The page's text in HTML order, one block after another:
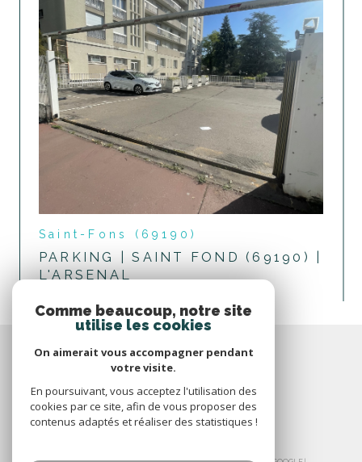
Saint-Fons (69190)
PARKING | SAINT FOND (69190) |
L'ARSENAL
Comme beaucoup, notre site
utilise les cookies
On aimerait vous accompagner pendant
votre visite.
En poursuivant, vous acceptez l'utilisation des
cookies par ce site, afin de vous proposer des
contenus adaptés et réaliser des statistiques !